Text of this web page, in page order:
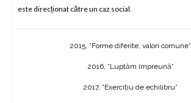
este direcționat către un caz social.
2015, ”Forme diferite, valori comune”
2016, ”Luptăm împreună”
2017, ”Exercițiu de echilibru”